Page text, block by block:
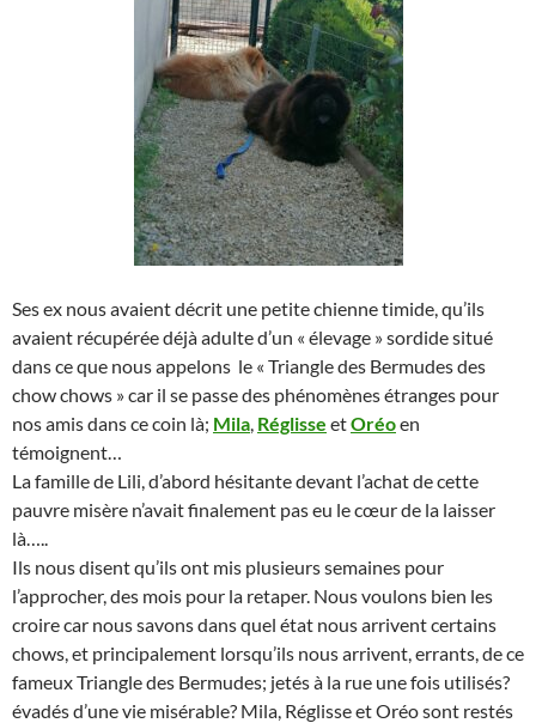
Ses ex nous avaient décrit une petite chienne timide, qu’ils
avaient récupérée déjà adulte d’un « élevage » sordide situé
dans ce que nous appelons le « Triangle des Bermudes des
chow chows » car il se passe des phénomènes étranges pour
nos amis dans ce coin là; Mila Réglisse etOréoen
témoignent…
La famille de Lili, d’abord hésitante devant l’achat de cette
pauvre misère n’avait finalement pas eu le cœur de la laisser
là…..
Ils nous disent qu’ils ont mis plusieurs semaines pour
l’approcher, des mois pour la retaper. Nous voulons bien les
croire car nous savons dans quel état nous arrivent certains
chows, et principalement lorsqu’ils nous arrivent, errants, de ce
fameux Triangle des Bermudes; jetés à la rue une fois utilisés?
évadés d’une vie misérable? Mila, Réglisse et Oréo sont restés